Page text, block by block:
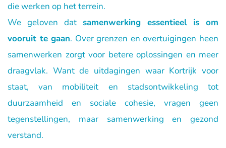
die werken op het terrein.
We geloven dat samenwerking essentieel is om
vooruit te gaan. Over grenzen en overtuigingen heen
samenwerken zorgt voor betere oplossingen en meer
draagvlak. Want de uitdagingen waar Kortrijk voor
staat, van mobiliteit en stadsontwikkeling tot
duurzaamheid en sociale cohesie, vragen geen
tegenstellingen, maar samenwerking en gezond
verstand.